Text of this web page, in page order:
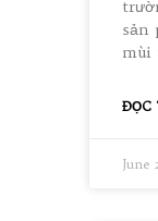
sản
mùi
ĐỌC
June